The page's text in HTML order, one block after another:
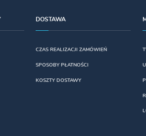
DOSTAWA
CZAS REALIZACJI ZAMÓWIEŃ
SPOSOBY PŁATNOŚCI
KOSZTY DOSTAWY